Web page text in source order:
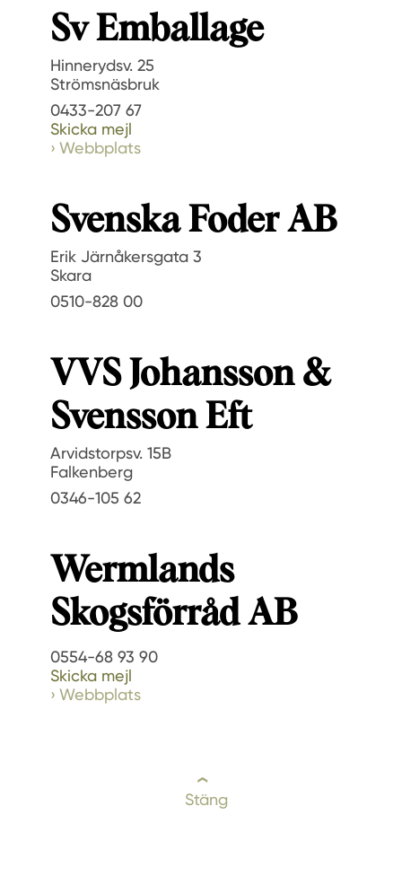
Sv Emballage
Hinnerydsv. 25
Strömsnäsbruk
0433-207 67
Skicka mejl
Webbplats
Svenska Foder AB
Erik Järnåkersgata 3
Skara
0510-828 00
VVS Johansson &
Svensson Eft
Arvidstorpsv. 15B
Falkenberg
0346-105 62
Wermlands
Skogsförråd AB
0554-68 93 90
Skicka mejl
Webbplats
Stäng